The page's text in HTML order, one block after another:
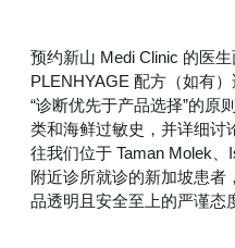
预约新山 Medi Clinic 的医
PLENHYAGE 配方（如有
“诊断优先于产品选择”的原
类和海鲜过敏史，并详细讨
往我们位于 Taman Molek
附近诊所就诊的新加坡患者
品透明且安全至上的严谨态